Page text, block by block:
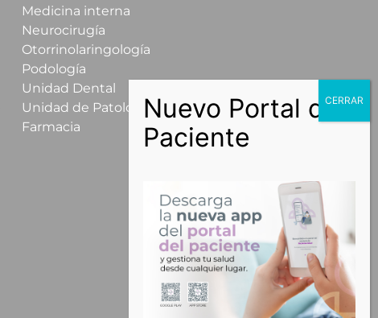
Medicina interna
Neurocirugía
Otorrinolaringología
Podología
Unidad Dental
Unidad de Patología Mamaria
Farmacia